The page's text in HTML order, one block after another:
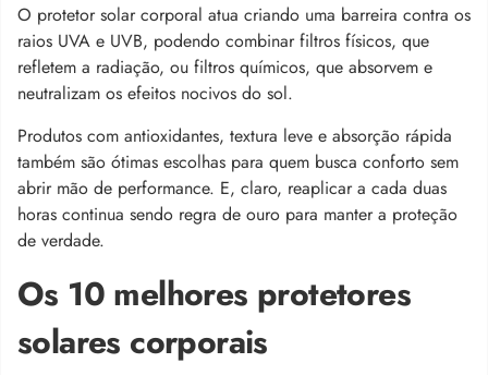
O protetor solar corporal atua criando uma barreira contra os
raios UVA e UVB, podendo combinar filtros físicos, que
refletem a radiação, ou filtros químicos, que absorvem e
neutralizam os efeitos nocivos do sol.
Produtos com antioxidantes, textura leve e absorção rápida
também são ótimas escolhas para quem busca conforto sem
abrir mão de performance. E, claro, reaplicar a cada duas
horas continua sendo regra de ouro para manter a proteção
de verdade.
Os 10 melhores protetores
solares corporais